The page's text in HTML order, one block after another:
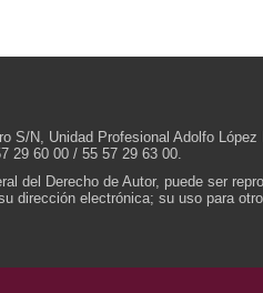
S/N, Unidad Profesional Adolfo
29 60 00 / 55 57 29 63 00.
del Derecho de Autor, puede ser
dirección electrónica; su uso para